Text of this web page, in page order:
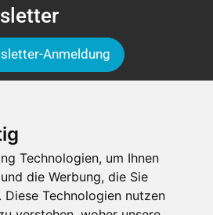
Technologien, um Ihnen
die Werbung, die Sie
Diese Technologien nutzen
Anmeldung
der Luga